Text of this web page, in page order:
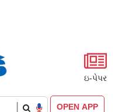
ઇ-પેપર
OPEN APP